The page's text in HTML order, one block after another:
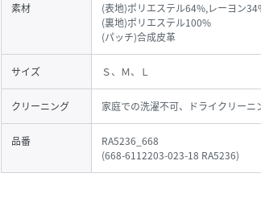
素材
(表地)ポリエステル64%,レーヨン
(裏地)ポリエステル100%
(パッチ)合成皮革
サイズ Ｓ、Ｍ、Ｌ
クリーニング 家庭での洗濯不可、ドライクリーニ
品番
RA5236_668
(668-6112203-023-18 RA5236)